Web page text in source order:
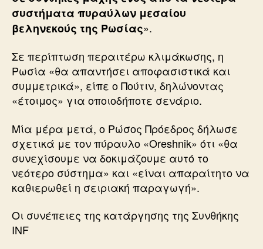
συστήματα πυραύλων μεσαίου
βεληνεκούς της Ρωσίας».
Σε περίπτωση περαιτέρω κλιμάκωσης, η
Ρωσία «θα απαντήσει αποφασιστικά και
συμμετρικά», είπε ο Πούτιν, δηλώνοντας
«έτοιμος» για οποιοδήποτε σενάριο.
Μία μέρα μετά, ο Ρώσος Πρόεδρος δήλωσε
σχετικά με τον πύραυλο «Oreshnik» ότι «θα
συνεχίσουμε να δοκιμάζουμε αυτό το
νεότερο σύστημα» και «είναι απαραίτητο να
καθιερωθεί η σειριακή παραγωγή».
Οι συνέπειες της κατάργησης της Συνθήκης
INF